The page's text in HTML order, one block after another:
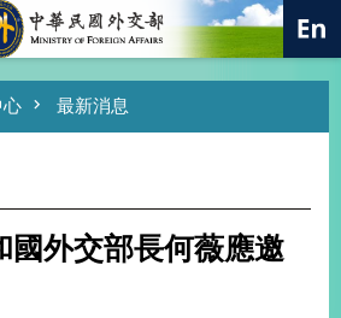
心 最新消息
國外交部長何薇應邀